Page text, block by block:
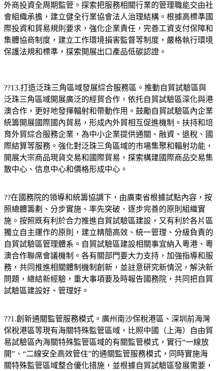
外商投資全周期監管。探索把服務相關行業的管理職能交由社
會組織承擔，建立健全行業協會法人治理結構。根據高標準國
際投資和貿易規則要求，強化企業責任，完善工資支付保障和
集體協商制度，建立工作環境損害監督等制度，嚴格執行環境
保護法規和標準，探索開展出口產品低碳認證。
??13.打造泛珠三角區域發展綜合服務區。推動自貿試驗區與
泛珠三角區域開展廣泛的經貿合作，依托自貿試驗區深化與港
澳合作，更好地發揮輻射和帶動作用。鼓勵自貿試驗區內企業
統籌開展國際國內貿易，形成內外貿相互促進機制。扶持和培
育外貿綜合服務企業，為中小企業提供通關、融資、退稅、國
際結算等服務。強化對泛珠三角區域的市場集聚和輻射功能，
開展大宗商品現貨交易和國際貿易，探索構建國際商品交易集
散中心、信息中心和價格形成中心。
??在國務院的領導和統籌協調下，由廣東省根據試點內容，按
照總體籌劃、分步實施、率先突破、逐步完善的原則組織實
施。按照既有利於合力推進自貿試驗區建設，又有利於各片區
獨立自主運作的原則，建立精簡高效、統一管理、分級負責的
自貿試驗區管理體系。自貿試驗區建設相關事宜納入粵港、粵
澳合作聯席會議機制。各有關部門要大力支持，加強指導和服
務，共同推進相關體制機制創新，並註意研究新情況，解決新
問題，總結新經驗，重大事項要及時報告國務院，共同把自貿
試驗區建設好、管理好。
??1.創新通關監管服務模式。廣州南沙保稅港區、深圳前海灣
保稅港區等現有海關特殊監管區域，比照中國（上海）自由貿
易試驗區內海關特殊監管區域的有關監管模式，實行“一線放
開”、“二線安全高效管住”的通關監管服務模式，同時實施海
關特殊監管區域整合優化措施，並根據自貿試驗區發展需要，